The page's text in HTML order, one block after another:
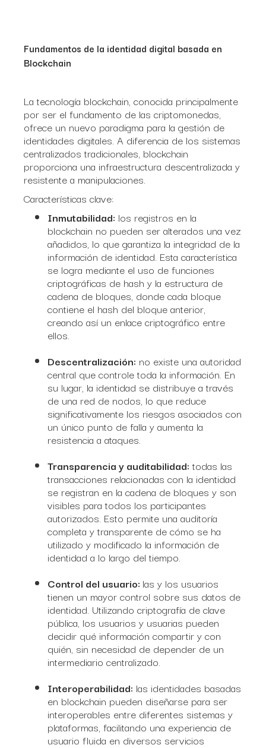
Fundamentos de la identidad digital basada en
Blockchain
La tecnología blockchain, conocida principalmente
por ser el fundamento de las criptomonedas,
ofrece un nuevo paradigma para la gestión de
identidades digitales. A diferencia de los sistemas
centralizados tradicionales, blockchain
proporciona una infraestructura descentralizada y
resistente a manipulaciones.
Características clave:
Inmutabilidad: los registros en la
blockchain no pueden ser alterados una vez
añadidos, lo que garantiza la integridad de la
información de identidad. Esta característica
se logra mediante el uso de funciones
criptográficas de hash y la estructura de
cadena de bloques, donde cada bloque
contiene el hash del bloque anterior,
creando así un enlace criptográfico entre
ellos.
Descentralización: no existe una autoridad
central que controle toda la información. En
su lugar, la identidad se distribuye a través
de una red de nodos, lo que reduce
significativamente los riesgos asociados con
un único punto de falla y aumenta la
resistencia a ataques.
Transparencia y auditabilidad:todas las
transacciones relacionadas con la identidad
se registran en la cadena de bloques y son
visibles para todos los participantes
autorizados. Esto permite una auditoría
completa y transparente de cómo se ha
utilizado y modificado la información de
identidad a lo largo del tiempo.
Control del usuario: las y los usuarios
tienen un mayor control sobre sus datos de
identidad. Utilizando criptografía de clave
pública, los usuarios y usuarias pueden
decidir qué información compartir y con
quién, sin necesidad de depender de un
intermediario centralizado.
Interoperabilidad: las identidades basadas
en blockchain pueden diseñarse para ser
interoperables entre diferentes sistemas y
plataformas, facilitando una experiencia de
usuario fluida en diversos servicios